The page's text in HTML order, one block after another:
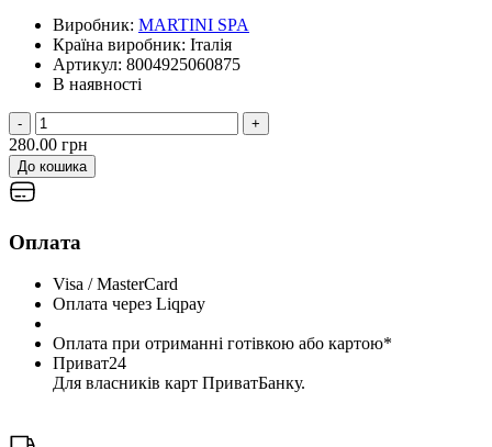
Виробник: MARTINI SPA
Країна виробник: Італія
Артикул: 8004925060875
В наявності
- +
280.00 грн
До кошика
Оплата
Visa / MasterCard
Оплата через Liqpay
Оплата при отриманні готівкою або картою*
Приват24
Для власників карт ПриватБанку.